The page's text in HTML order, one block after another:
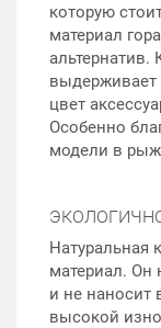
которую
материал
альтернатив.
выдерживает
цвет
Особенно
модели в
Натуральная
материал. Он
и не наносит
высокой